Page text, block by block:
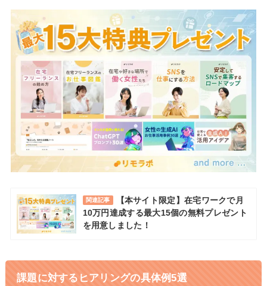
関連記事
【本サイト限定】在宅ワークで月
10万円達成する最大15個の無料プレゼント
を用意しました！
課題に対するヒアリングの具体例5選